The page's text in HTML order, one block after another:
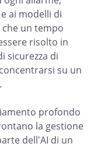
ai modelli di
un tempo
risolto in
sicurezza di
su un
profondo
la gestione
dell'AI di un